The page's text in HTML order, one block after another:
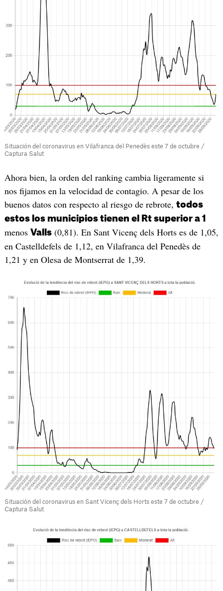
Situación del coronavirus en Vilafranca del Penedès este 7 de octubre /
Captura Salut
Ahora bien, la orden del ranking cambia ligeramente si
nos fijamos en la velocidad de contagio. A pesar de los
buenos datos con respecto al riesgo de rebrote, todos
estos los municipios tienen el Rt superior a 1
menos Valls(0,81). En Sant Vicenç dels Horts es de 1,05,
en Castelldefels de 1,12, en Vilafranca del Penedès de
1,21 y en Olesa de Montserrat de 1,39.
Situación del coronavirus en Sant Vicenç dels Horts este 7 de octubre /
Captura Salut